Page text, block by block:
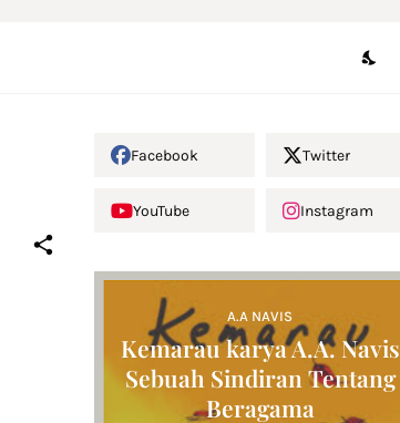
Facebook Twitter
YouTube Instagram
A.A NAVIS
Kemarau karya A.A. Navis
Sebuah Sindiran Tentang
Beragama